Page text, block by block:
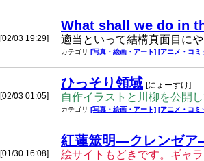
[02/03 19:29]
What shall we do in
適当といって結構真面目にや
カテゴリ [写真・絵画・アート] [アニメ・コミ
[02/03 01:05]
ひっそり領域 [にょーすけ]
自作イラストと川柳を公開し
カテゴリ [写真・絵画・アート] [アニメ・コミ
[01/30 16:08]
紅蓮筮明―クレンゼ
絵サイトもどきです。ギャ